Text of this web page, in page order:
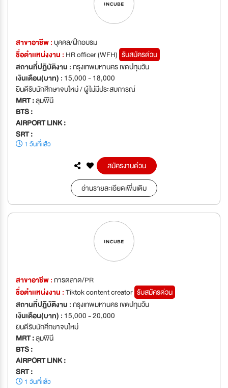
สาขาอาชีพ :บุคคล/ฝึกอบรม
ชื่อตำเเหน่งงาน : HR officer (WFH) รับสมัครด่วน
สถานที่ปฏิบัติงาน :กรุงเทพมหานคร เขตปทุมวัน
เงินเดือน(บาท) : 15,000 - 18,000
ยินดีรับนักศึกษาจบใหม่ / ผู้ไม่มีประสบการณ์
MRT :ลุมพินี
BTS :
AIRPORT LINK :
SRT :
1 วันที่แล้ว
สมัครงานด่วน
อ่านรายละเอียดเพิ่มเติม
สาขาอาชีพ :การตลาด/PR
ชื่อตำเเหน่งงาน :Tiktok content creator รับสมัครด่วน
สถานที่ปฏิบัติงาน :กรุงเทพมหานคร เขตปทุมวัน
เงินเดือน(บาท) : 15,000 - 20,000
ยินดีรับนักศึกษาจบใหม่
MRT :ลุมพินี
BTS :
AIRPORT LINK :
SRT :
1 วันที่แล้ว